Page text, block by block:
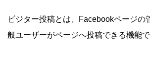
ビジター投稿とは、Facebookページの
般ユーザーがページへ投稿できる機能で